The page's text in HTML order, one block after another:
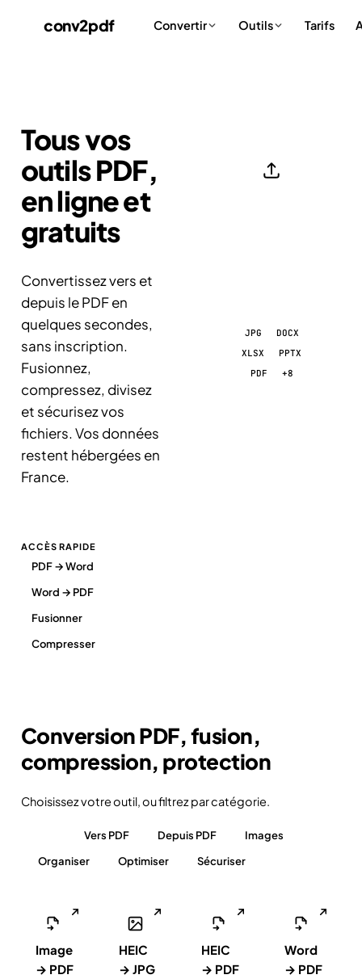
conv2pdf Convertir Outils Tarifs
Tous vos
outils PDF,
en ligne et
gratuits
Convertissez vers et
depuis le PDF en
quelques secondes,
sans inscription.
Fusionnez,
compressez, divisez
et sécurisez vos
fichiers. Vos données
restent hébergées en
France.
ACCÈS RAPIDE
PDF → Word
Word → PDF
Fusionner
Compresser
JPG
DOCX
XLSX
PPTX
PDF
+8
Conversion PDF, fusion,
compression, protection
Choisissez votre outil, ou filtrez par catégorie.
Vers PDF Depuis PDF
Images
Organiser
Optimiser Sécuriser
Image
→ PDF
HEIC
→ JPG
HEIC
→ PDF
Word
→ PDF